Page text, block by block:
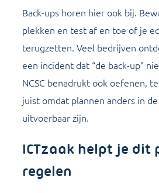
Back-ups horen hier ook bij.
plekken en test af en toe of je
terugzetten. Veel bedrijven
een incident dat “de back-up”
NCSC benadrukt ook oefenen,
juist omdat plannen anders in
uitvoerbaar zijn.
ICTzaak helpt je dit
regelen